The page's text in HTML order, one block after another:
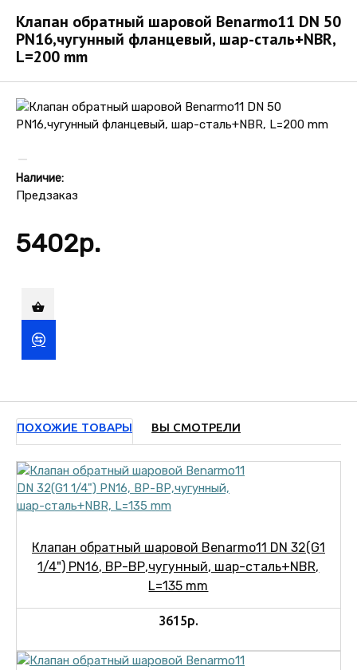
Клапан обратный шаровой Benarmo11 DN 50
PN16,чугунный фланцевый, шар-сталь+NBR,
L=200 mm
Наличие:
Предзаказ
5402р.
ПОХОЖИЕ ТОВАРЫ ВЫ СМОТРЕЛИ
Клапан обратный шаровой Benarmo11 DN 32(G1
1/4") PN16, ВР-ВР,чугунный, шар-сталь+NBR,
L=135 mm
3615р.